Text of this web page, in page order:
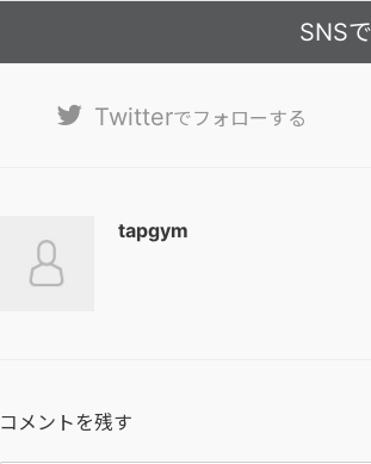
SNS
Twitterでフォローする
tapgym
コメントを残す